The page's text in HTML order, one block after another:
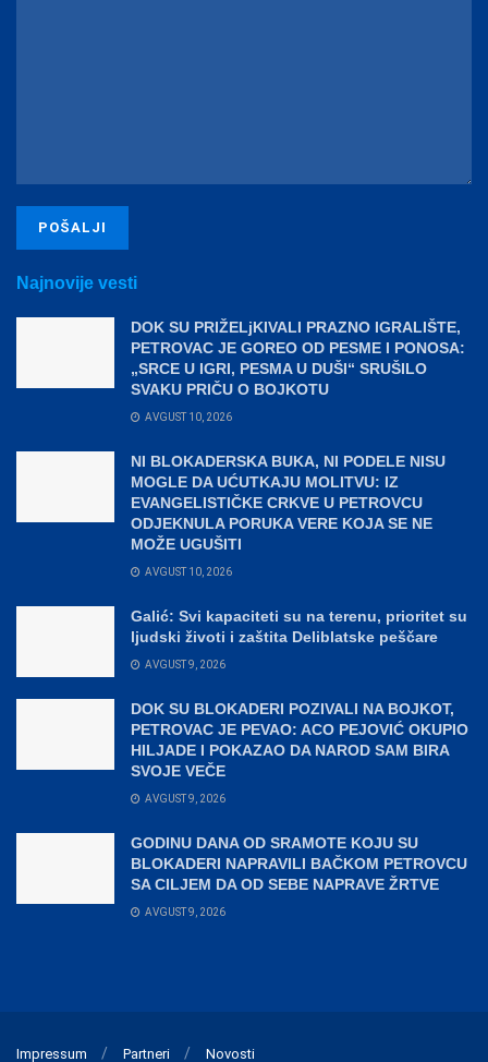
Najnovije vesti
DOK SU PRIŽELjKIVALI PRAZNO IGRALIŠTE,
PETROVAC JE GOREO OD PESME I PONOSA:
„SRCE U IGRI, PESMA U DUŠI“ SRUŠILO
SVAKU PRIČU O BOJKOTU
AVGUST 10, 2026
NI BLOKADERSKA BUKA, NI PODELE NISU
MOGLE DA UĆUTKAJU MOLITVU: IZ
EVANGELISTIČKE CRKVE U PETROVCU
ODJEKNULA PORUKA VERE KOJA SE NE
MOŽE UGUŠITI
AVGUST 10, 2026
Galić: Svi kapaciteti su na terenu, prioritet su
ljudski životi i zaštita Deliblatske peščare
AVGUST 9, 2026
DOK SU BLOKADERI POZIVALI NA BOJKOT,
PETROVAC JE PEVAO: ACO PEJOVIĆ OKUPIO
HILJADE I POKAZAO DA NAROD SAM BIRA
SVOJE VEČE
AVGUST 9, 2026
GODINU DANA OD SRAMOTE KOJU SU
BLOKADERI NAPRAVILI BAČKOM PETROVCU
SA CILJEM DA OD SEBE NAPRAVE ŽRTVE
AVGUST 9, 2026
Impressum Partneri Novosti